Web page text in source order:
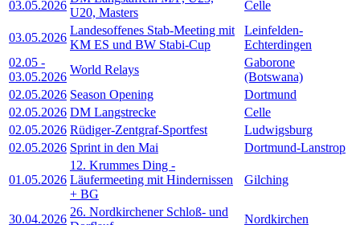
03.05.2026
U20, Masters
Celle
03.05.2026
Landesoffenes Stab-Meeting mit
KM ES und BW Stabi-Cup
Leinfelden-
Echterdingen
02.05 -
03.05.2026
World Relays
Gaborone
(Botswana)
02.05.2026 Season Opening
Dortmund
02.05.2026 DM Langstrecke
Celle
02.05.2026 Rüdiger-Zentgraf-Sportfest
Ludwigsburg
02.05.2026 Sprint in den Mai Dortmund-Lanstrop
01.05.2026
12. Krummes Ding -
Läufermeeting mit Hindernissen
+ BG
Gilching
30.04.2026
26. Nordkirchener Schloß- und
Nordkirchen